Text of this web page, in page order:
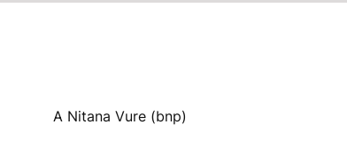
A Nitana Vure (bnp)